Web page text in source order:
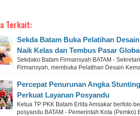
Terkait:
Sekda Batam Buka Pelatihan
Naik Kelas dan Tembus Pasar
Sekdako Batam Firmansyah BATAM -
Firmansyah, membuka Pelatihan Desain
Percepat Penurunan Angka
Perkuat Layanan Posyandu
Ketua TP PKK Batam Erlita Amsakar berfoto
posyandu BATAM - Pemerintah Kota (Pemko)